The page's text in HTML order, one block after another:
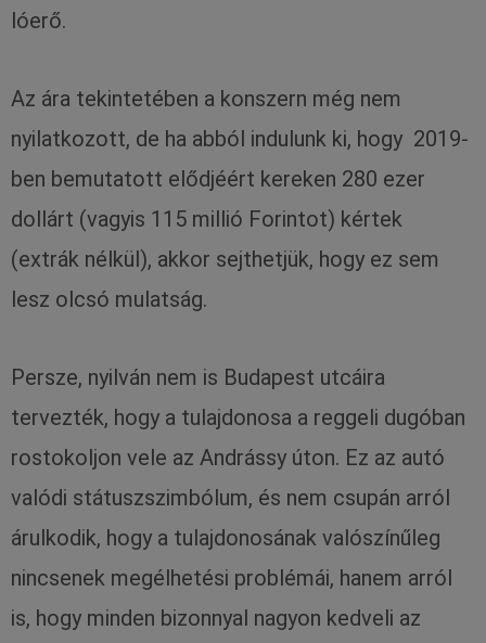
lóerő.
Az ára tekintetében a konszern még nem
nyilatkozott, de ha abból indulunk ki, hogy 2019-
ben bemutatott elődjéért kereken 280 ezer
dollárt (vagyis 115 millió Forintot) kértek
(extrák nélkül), akkor sejthetjük, hogy ez sem
lesz olcsó mulatság.
Persze, nyilván nem is Budapest utcáira
tervezték, hogy a tulajdonosa a reggeli dugóban
rostokoljon vele az Andrássy úton. Ez az autó
valódi státuszszimbólum, és nem csupán arról
árulkodik, hogy a tulajdonosának valószínűleg
nincsenek megélhetési problémái, hanem arról
is, hogy minden bizonnyal nagyon kedveli az